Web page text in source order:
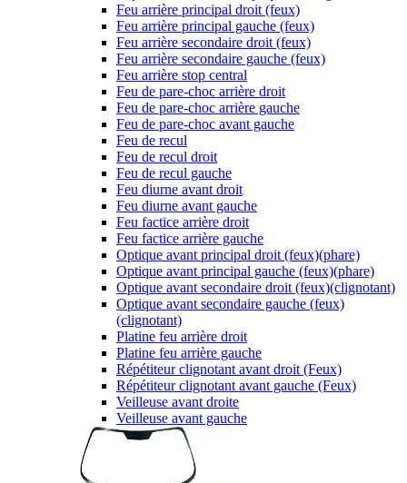
Feu arrière principal droit (feux)
Feu arrière principal gauche (feux)
Feu arrière secondaire droit (feux)
Feu arrière secondaire gauche (feux)
Feu arrière stop central
Feu de pare-choc arrière droit
Feu de pare-choc arrière gauche
Feu de pare-choc avant gauche
Feu de recul
Feu de recul droit
Feu de recul gauche
Feu diurne avant droit
Feu diurne avant gauche
Feu factice arrière droit
Feu factice arrière gauche
Optique avant principal droit (feux)(phare)
Optique avant principal gauche (feux)(phare)
Optique avant secondaire droit (feux)(clignotant)
Optique avant secondaire gauche (feux)
(clignotant)
Platine feu arrière droit
Platine feu arrière gauche
Répétiteur clignotant avant droit (Feux)
Répétiteur clignotant avant gauche (Feux)
Veilleuse avant droite
Veilleuse avant gauche